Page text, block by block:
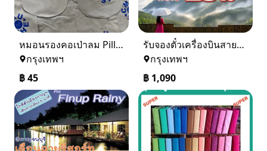
หมอนรองคอเป่าลม Pillow ผ้ากำมะหยี่ พร้อมสกรีนโลโก้ 0816484576
กรุงเทพฯ
฿45
รับจองตั๋วเครื่องบินสายการบิน Lion Air ทั้งในและต่างประเทศ
กรุงเทพฯ
฿ 1,090